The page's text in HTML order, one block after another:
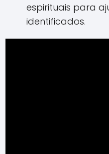
espirituais para
identificados.